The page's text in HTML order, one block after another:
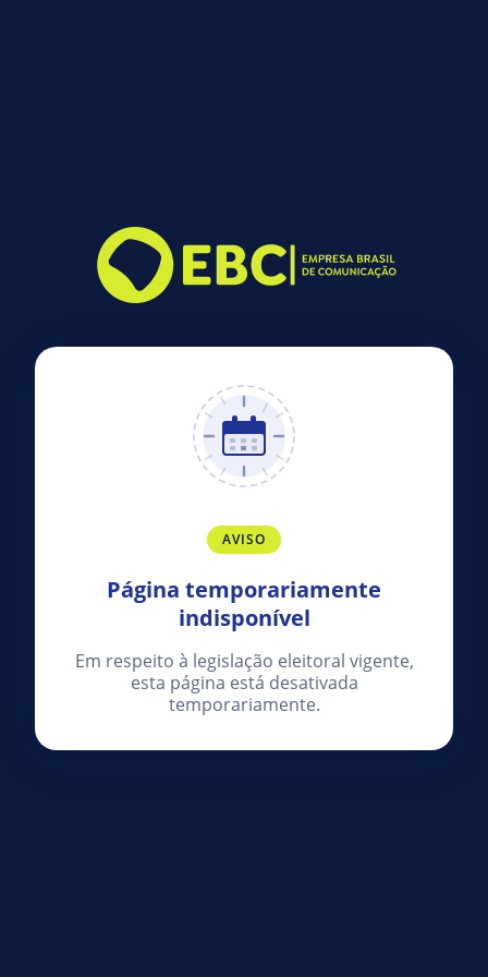
AVISO
Página temporariamente
indisponível
Em respeito à legislação eleitoral vigente,
esta página está desativada
temporariamente.